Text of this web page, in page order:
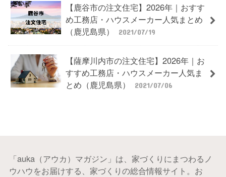
【鹿谷市の注文住宅】2026年｜おすす
め工務店・ハウスメーカー人気まとめ
（鹿児島県）
2021/07/19
【薩摩川内市の注文住宅】2026年｜お
すすめ工務店・ハウスメーカー人気ま
とめ（鹿児島県）
2021/07/06
「auka（アウカ）マガジン」は、家づくりにまつわるノ
ウハウをお届けする、家づくりの総合情報サイト。お